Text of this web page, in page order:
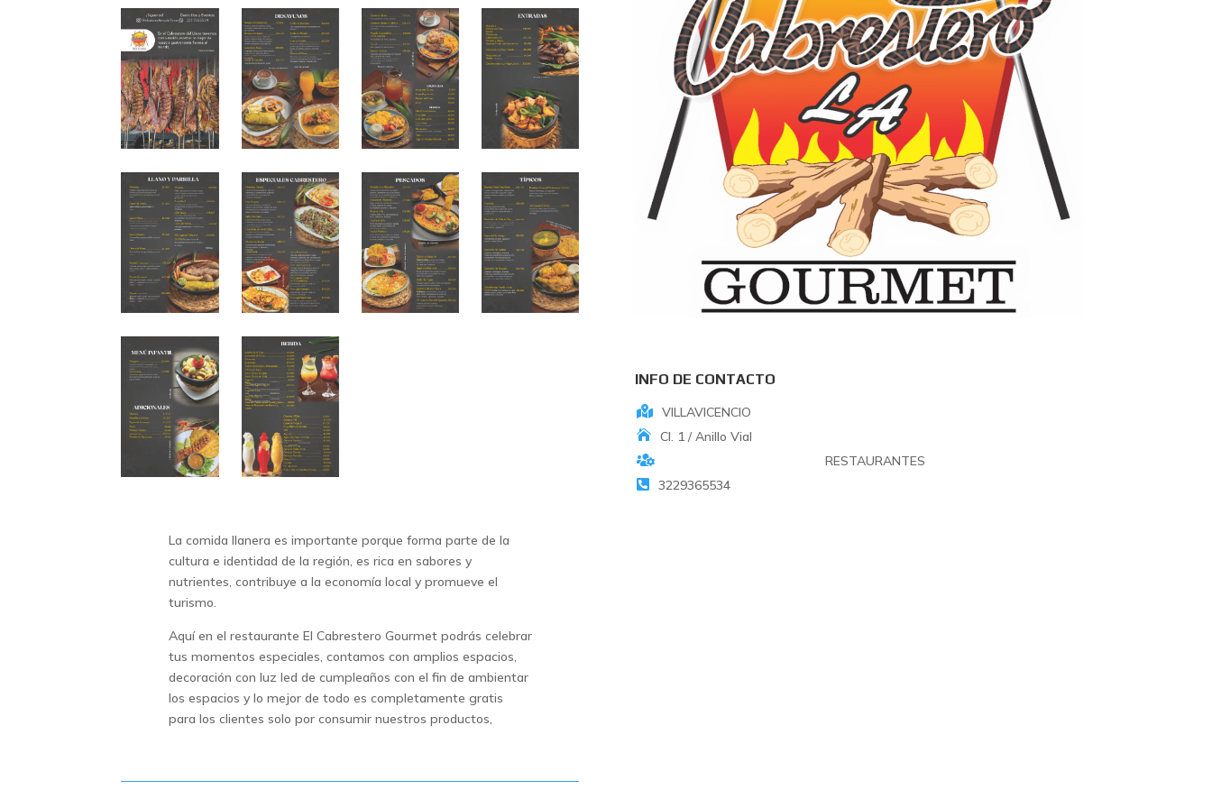
La comida llanera es importante porque forma parte de la
cultura e identidad de la región, es rica en sabores y
nutrientes, contribuye a la economía local y promueve el
turismo.
Aquí en el restaurante El Cabrestero Gourmet podrás celebrar
tus momentos especiales, contamos con amplios espacios,
decoración con luz led de cumpleaños con el fin de ambientar
los espacios y lo mejor de todo es completamente gratis
para los clientes solo por consumir nuestros productos,
INFO DE CONTACTO
VILLAVICENCIO
Cl. 1 / Anillo Vial
RESTAURANTES
3229365534